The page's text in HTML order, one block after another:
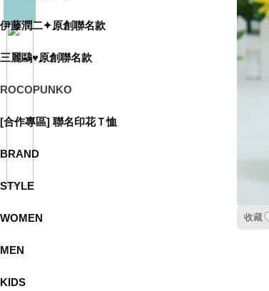
伊藤潤二✦原創聯名款
三麗鷗♥原創聯名款
ROCOPUNKO
[合作專區] 聯名印花Ｔ恤
BRAND
STYLE
WOMEN
MEN
KIDS
收藏